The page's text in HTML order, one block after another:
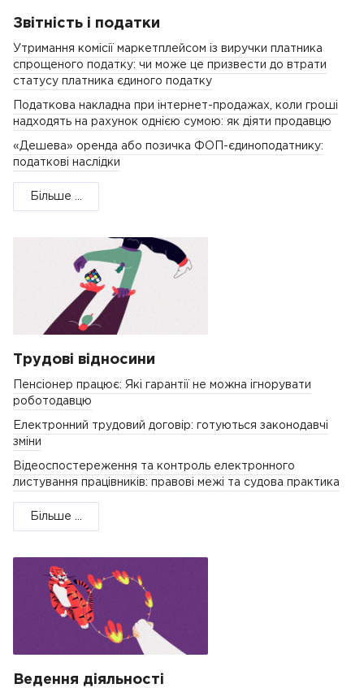
Звітність і податки
Утримання комісії маркетплейсом із виручки платника
спрощеного податку: чи може це призвести до втрати
статусу платника єдиного податку
Податкова накладна при інтернет-продажах, коли гроші
надходять на рахунок однією сумою: як діяти продавцю
«Дешева» оренда або позичка ФОП-єдиноподатнику:
податкові наслідки
Більше ...
Трудові відносини
Пенсіонер працює: Які гарантії не можна ігнорувати
роботодавцю
Електронний трудовий договір: готуються законодавчі
зміни
Відеоспостереження та контроль електронного
листування працівників: правові межі та судова практика
Більше ...
Ведення діяльності